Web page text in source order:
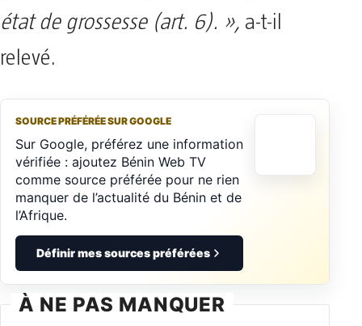
état de grossesse (art. 6). », a-t-il
relevé.
SOURCE PRÉFÉRÉE SUR GOOGLE
Sur Google, préférez une information
vérifiée : ajoutez Bénin Web TV
comme source préférée pour ne rien
manquer de l’actualité du Bénin et de
l’Afrique.
Définir mes sources préférées
À NE PAS MANQUER